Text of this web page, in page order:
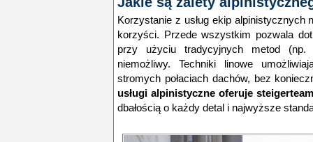
Korzystanie z usług ekip
korzyści. Przede wszystkim pozwala
przy użyciu tradycyjnych metod
niemożliwy. Techniki linowe
stromych połaciach dachów, bez
usługi alpinistyczne oferuje
dbałością o każdy detal i najwyższe